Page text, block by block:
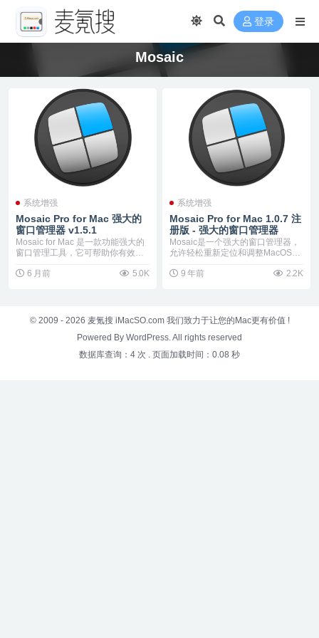
登录
Mosaic
系统增强
Mosaic Pro for Mac 强大的
窗口管理器 v1.5.1
Mosaic for Mac 是一款功能强大的
窗口管理工具，它可帮助你有效地
6 月前
5.0K
系统增强
Mosaic Pro for Mac 1.0.7 注
册版 - 强大的窗口管理器
Mosaic是一个强大的窗口管理器，
允许轻松重新定位和调整MacOS应
9 年前
2.2K
© 2009 - 2026 麦氪搜 iMacSO.com 我们致力于让您的Mac更有价值 !
Powered By WordPress. All rights reserved
数据库查询：4 次
页面加载时间：0.08 秒